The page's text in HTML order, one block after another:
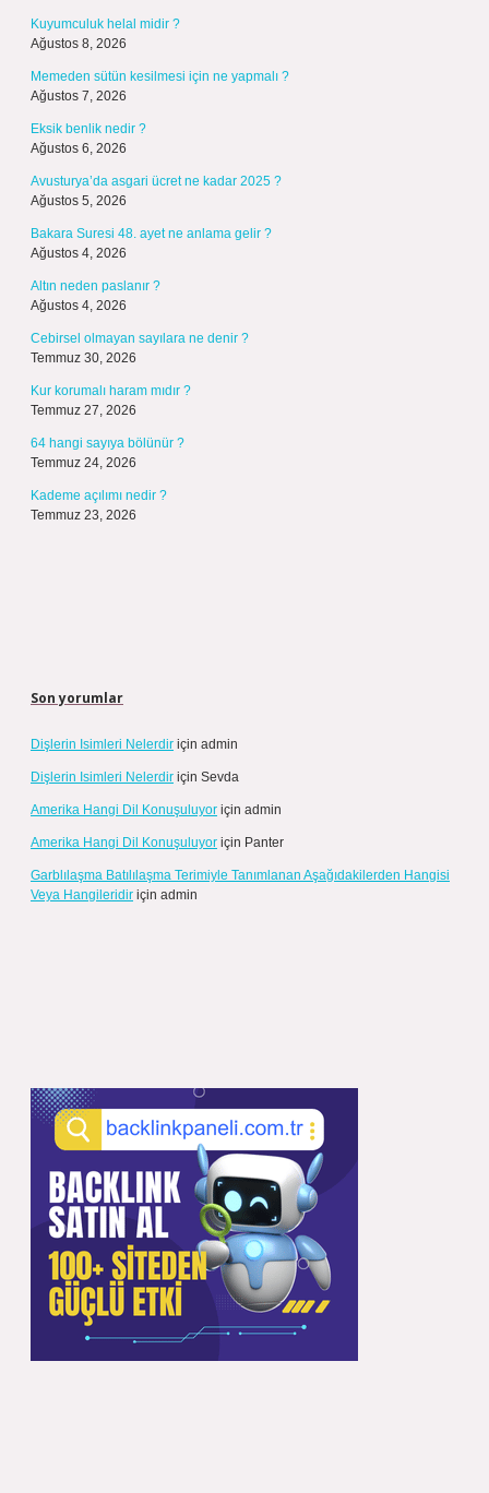
Kuyumculuk helal midir ?
Ağustos 8, 2026
Memeden sütün kesilmesi için ne yapmalı ?
Ağustos 7, 2026
Eksik benlik nedir ?
Ağustos 6, 2026
Avusturya’da asgari ücret ne kadar 2025 ?
Ağustos 5, 2026
Bakara Suresi 48. ayet ne anlama gelir ?
Ağustos 4, 2026
Altın neden paslanır ?
Ağustos 4, 2026
Cebirsel olmayan sayılara ne denir ?
Temmuz 30, 2026
Kur korumalı haram mıdır ?
Temmuz 27, 2026
64 hangi sayıya bölünür ?
Temmuz 24, 2026
Kademe açılımı nedir ?
Temmuz 23, 2026
Son yorumlar
Dişlerin Isimleri Nelerdir için admin
Dişlerin Isimleri Nelerdir için Sevda
Amerika Hangi Dil Konuşuluyor için admin
Amerika Hangi Dil Konuşuluyor için Panter
Garblılaşma Batılılaşma Terimiyle Tanımlanan Aşağıdakilerden Hangisi
Veya Hangileridir için admin